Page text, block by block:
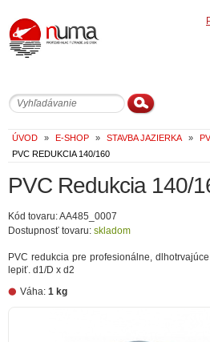
ÚVOD » E-SHOP » STAVBA JAZIERKA »
PVC REDUKCIA 140/160
PVC Redukcia 140/
Kód tovaru: AA485_0007
Dostupnosť tovaru: skladom
PVC redukcia pre profesionálne,
lepiť. d1/D x d2
Váha: 1 kg